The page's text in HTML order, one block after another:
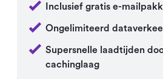
Inclusief gratis e-
Ongelimiteerd
Supersnelle laadtijden
cachinglaag